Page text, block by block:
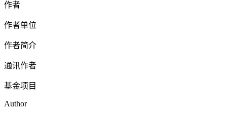
作者
作者单位
作者简介
通讯作者
基金项目
Author